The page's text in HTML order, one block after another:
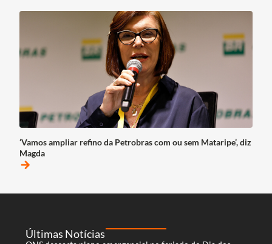
‘Vamos ampliar refino da Petrobras com ou sem Mataripe’, diz
Magda
arrow_forward
Últimas Notícias